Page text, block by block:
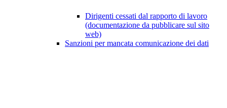
Dirigenti cessati dal rapporto di lavoro
(documentazione da pubblicare sul sito
web)
Sanzioni per mancata comunicazione dei dati